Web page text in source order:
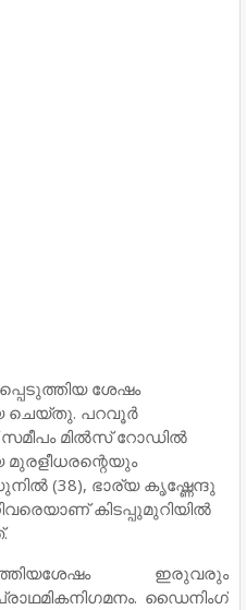
ശേഷം
ചെയ്തു. പറവൂര്‍
മില്‍സ് റോഡില്‍
മുരളീധരന്റെയും
(38), ഭാര്യ കൃഷ്ണേന്ദു
കിടപ്പുമുറിയില്‍
ഇരുവരും
ഡൈനിംഗ്